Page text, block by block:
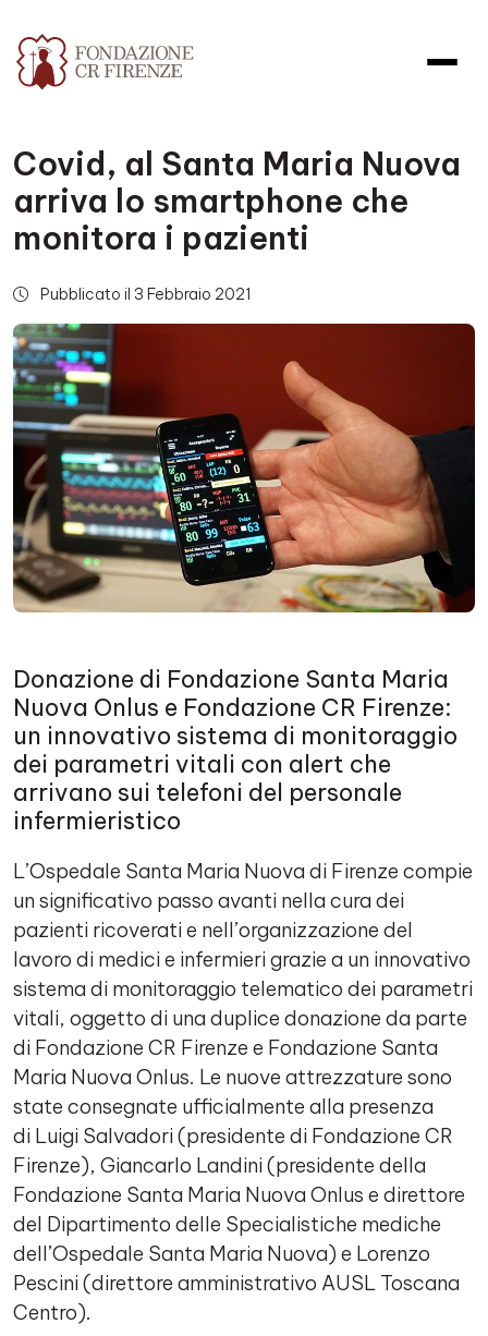
Covid, al Santa Maria Nuova
arriva lo smartphone che
monitora i pazienti
Pubblicato il 3 Febbraio 2021
Donazione di Fondazione Santa Maria
Nuova Onlus e Fondazione CR Firenze:
un innovativo sistema di monitoraggio
dei parametri vitali con alert che
arrivano sui telefoni del personale
infermieristico
L’Ospedale Santa Maria Nuova di Firenze compie
un significativo passo avanti nella cura dei
pazienti ricoverati e nell’organizzazione del
lavoro di medici e infermieri grazie a un innovativo
sistema di monitoraggio telematico dei parametri
vitali, oggetto di una duplice donazione da parte
di Fondazione CR Firenze e Fondazione Santa
Maria Nuova Onlus. Le nuove attrezzature sono
state consegnate ufficialmente alla presenza
di Luigi Salvadori (presidente di Fondazione CR
Firenze), Giancarlo Landini (presidente della
Fondazione Santa Maria Nuova Onlus e direttore
del Dipartimento delle Specialistiche mediche
dell’Ospedale Santa Maria Nuova) e Lorenzo
Pescini (direttore amministrativo AUSL Toscana
Centro).